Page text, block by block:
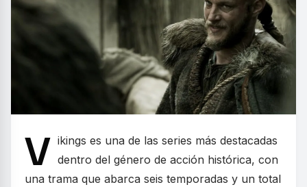
V ikings es una de las series más destacadas
dentro del género de acción histórica, con
una trama que abarca seis temporadas y un total